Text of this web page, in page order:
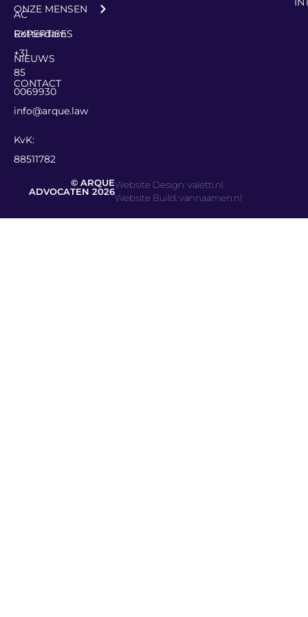
AC
Rotterdam
+31
85
0069930
info@arque.law
KvK:
88511782
ONZE MENSEN
EXPERTISES
NIEUWS
CONTACT
Website Design: valetti.nl
Website Build: vannaamen.nl
© ARQUE
ADVOCATEN 2026